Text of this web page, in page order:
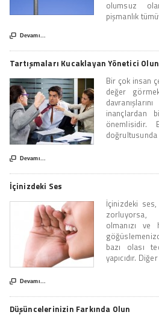
olumsuz
pişmanlık
 Devamı...
Tartışmaları Kucaklayan Yönetici Olun
Bir çok insan
değer
inançlardan
önemlisidir.
doğrultusunda
 Devamı...
İçinizdeki Ses
İçinizdeki
zorluyorsa,
olmanızı
bazı olası
yapıcıdır.
 Devamı...
Düşüncelerinizin Farkında Olun